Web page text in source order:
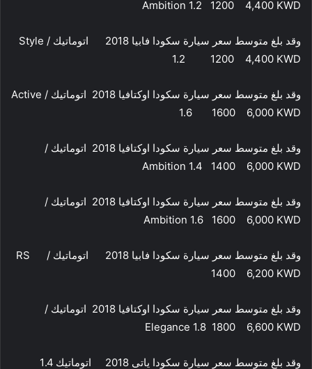
Ambition 1.2 1200 4,400 KWD
وقد بلغ متوسط سعر سيارة سكودا فابيا 2018 اتوماتيك / Style
1.2 1200 4,400 KWD
وقد بلغ متوسط سعر سيارة سكودا اوكتافيا 2018 اتوماتيك / Active
1.6 1600 6,000 KWD
وقد بلغ متوسط سعر سيارة سكودا اوكتافيا 2018 اتوماتيك /
Ambition 1.4 1400 6,000 KWD
وقد بلغ متوسط سعر سيارة سكودا اوكتافيا 2018 اتوماتيك /
Ambition 1.6 1600 6,000 KWD
وقد بلغ متوسط سعر سيارة سكودا فابيا 2018 اتوماتيك / RS
1400 6,200 KWD
وقد بلغ متوسط سعر سيارة سكودا اوكتافيا 2018 اتوماتيك /
Elegance 1.8 1800 6,600 KWD